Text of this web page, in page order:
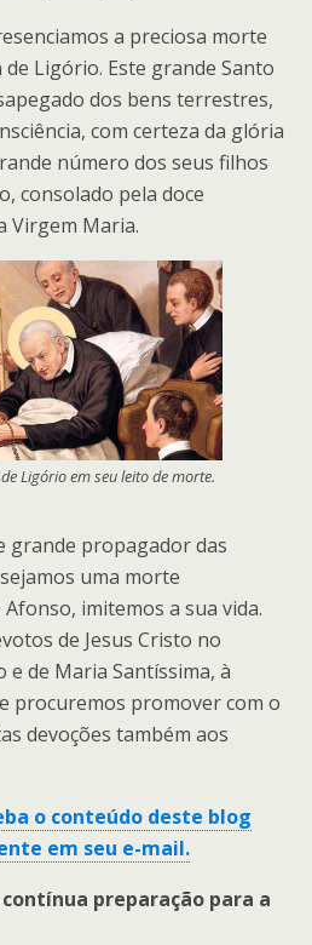
a preciosa morte
Ligório. Este grande Santo
dos bens terrestres,
com certeza da glória
número dos seus filhos
consolado pela doce
Virgem Maria.
Ligório em seu leito de morte.
grande propagador das
uma morte
imitemos a sua vida.
de Jesus Cristo no
e de Maria Santíssima, à
procuremos promover com o
devoções também aos
o conteúdo deste blog
em seu e-mail.
preparação para a